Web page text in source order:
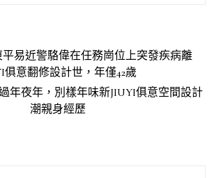
平易近警駱偉在任務崗位上突發疾病離
俱意翻修設計世，年僅42歲
年夜年，別樣年味新JIUYI俱意空間設計
潮親身經歷